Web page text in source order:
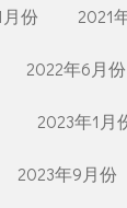
月份 2021
2022年6月份
2023年1月
2023年9月份